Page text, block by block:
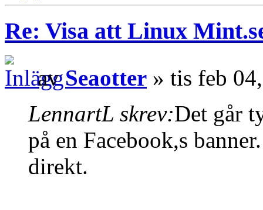
Re: Visa att Linux
avSeaotter » tis feb
LennartL skrev:Det går
på en Facebook,s
direkt.